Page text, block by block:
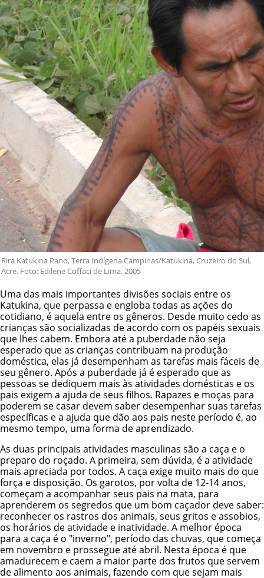
Rira Katukina Pano, Terra Indígena Campinas/Katukina, Cruzeiro do Sul,
Acre. Foto: Edilene Coffaci de Lima, 2005
Uma das mais importantes divisões sociais entre os
Katukina, que perpassa e engloba todas as ações do
cotidiano, é aquela entre os gêneros. Desde muito cedo as
crianças são socializadas de acordo com os papéis sexuais
que lhes cabem. Embora até a puberdade não seja
esperado que as crianças contribuam na produção
doméstica, elas já desempenham as tarefas mais fáceis de
seu gênero. Após a puberdade já é esperado que as
pessoas se dediquem mais às atividades domésticas e os
pais exigem a ajuda de seus filhos. Rapazes e moças para
poderem se casar devem saber desempenhar suas tarefas
específicas e a ajuda que dão aos pais neste período é, ao
mesmo tempo, uma forma de aprendizado.
As duas principais atividades masculinas são a caça e o
preparo do roçado. A primeira, sem dúvida, é a atividade
mais apreciada por todos. A caça exige muito mais do que
força e disposição. Os garotos, por volta de 12-14 anos,
começam a acompanhar seus pais na mata, para
aprenderem os segredos que um bom caçador deve saber:
reconhecer os rastros dos animais, seus gritos e assobios,
os horários de atividade e inatividade. A melhor época
para a caça é o "inverno", período das chuvas, que começa
em novembro e prossegue até abril. Nesta época é que
amadurecem e caem a maior parte dos frutos que servem
de alimento aos animais, fazendo com que sejam mais